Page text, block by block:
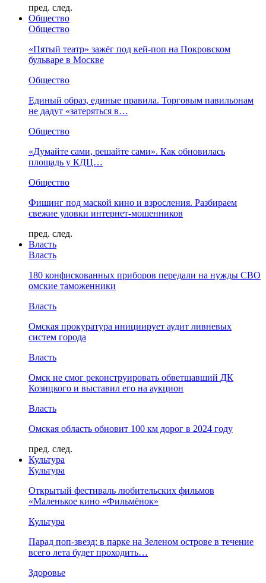
пред. след.
Общество
Общество
«Пятый театр» зажёг под кей-поп на Покровском
бульваре в Москве
Общество
Единый образ, единые правила. Торговым павильонам
не дадут «затеряться в…
Общество
«Думайте сами, решайте сами». Как обновилась
площадь у КДЦ…
Общество
Фишинг под маской кино и взросления. Разбираем
свежие уловки интернет-мошенников
пред. след.
Власть
Власть
180 конфискованных приборов передали на нужды СВО
омские таможенники
Власть
Омская прокуратура инициирует аудит ливневых
систем города
Власть
Омск не смог реконструировать обветшавший ДК
Козицкого и выставил его на аукцион
Власть
Омская область обновит 100 км дорог в 2024 году
пред. след.
Культура
Культура
Открытый фестиваль любительских фильмов
«Маленькое кино «Фильмёнок»
Культура
Парад поп-звезд: в парке на Зеленом острове в течение
всего лета будет проходить…
Здоровье